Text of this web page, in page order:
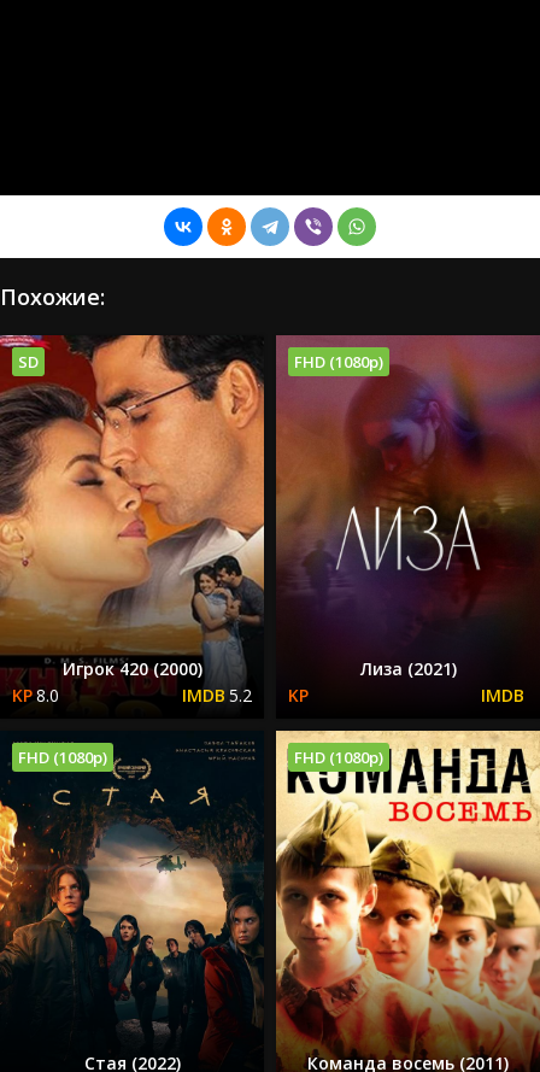
Похожие:
SD
Игрок 420 (2000)
8.0
5.2
FHD (1080p)
Лиза (2021)
FHD (1080p)
Стая (2022)
FHD (1080p)
Команда восемь (2011)